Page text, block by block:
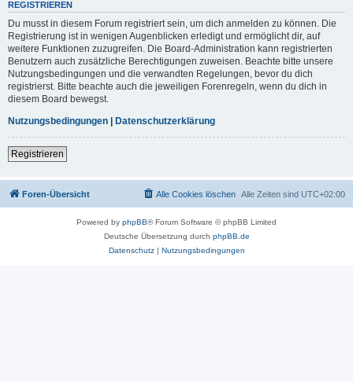
REGISTRIEREN
Du musst in diesem Forum registriert sein, um dich anmelden zu können. Die
Registrierung ist in wenigen Augenblicken erledigt und ermöglicht dir, auf
weitere Funktionen zuzugreifen. Die Board-Administration kann registrierten
Benutzern auch zusätzliche Berechtigungen zuweisen. Beachte bitte unsere
Nutzungsbedingungen und die verwandten Regelungen, bevor du dich
registrierst. Bitte beachte auch die jeweiligen Forenregeln, wenn du dich in
diesem Board bewegst.
Nutzungsbedingungen | Datenschutzerklärung
Registrieren
Foren-Übersicht Alle Zeiten sind UTC+02:00
Alle Cookies löschen
Powered by phpBB® Forum Software © phpBB Limited
Deutsche Übersetzung durch phpBB.de
Datenschutz| Nutzungsbedingungen